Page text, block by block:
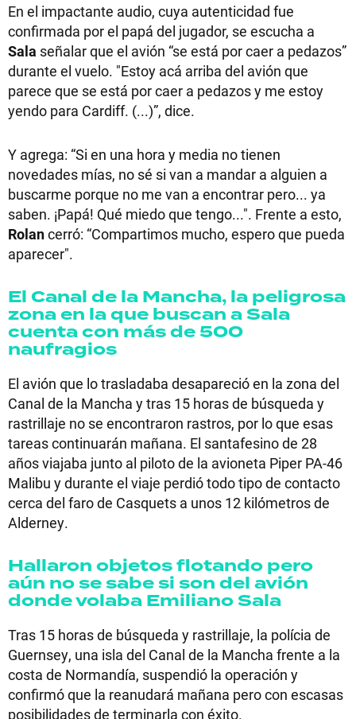
En el impactante audio, cuya autenticidad fue
confirmada por el papá del jugador, se escucha a
Sala señalar que el avión “se está por caer a pedazos”
durante el vuelo. "Estoy acá arriba del avión que
parece que se está por caer a pedazos y me estoy
yendo para Cardiff. (...)”, dice.
Y agrega: “Si en una hora y media no tienen
novedades mías, no sé si van a mandar a alguien a
buscarme porque no me van a encontrar pero... ya
saben. ¡Papá! Qué miedo que tengo...". Frente a esto,
Rolancerró: “Compartimos mucho, espero que pueda
aparecer".
El Canal de la Mancha, la peligrosa
zona en la que buscan a Sala
cuenta con más de 500
naufragios
El avión que lo trasladaba desapareció en la zona del
Canal de la Mancha y tras 15 horas de búsqueda y
rastrillaje no se encontraron rastros, por lo que esas
tareas continuarán mañana. El santafesino de 28
años viajaba junto al piloto de la avioneta Piper PA-46
Malibu y durante el viaje perdió todo tipo de contacto
cerca del faro de Casquets a unos 12 kilómetros de
Alderney.
Hallaron objetos flotando pero
aún no se sabe si son del avión
donde volaba Emiliano Sala
Tras 15 horas de búsqueda y rastrillaje, la polícia de
Guernsey, una isla del Canal de la Mancha frente a la
costa de Normandía, suspendió la operación y
confirmó que la reanudará mañana pero con escasas
posibilidades de terminarla con éxito.